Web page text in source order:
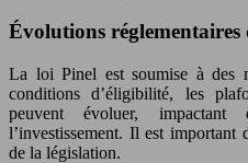
Évolutions
La loi Pinel est soumise à des
conditions d’éligibilité, les
peuvent évoluer,
l’investissement. Il est
de la législation.